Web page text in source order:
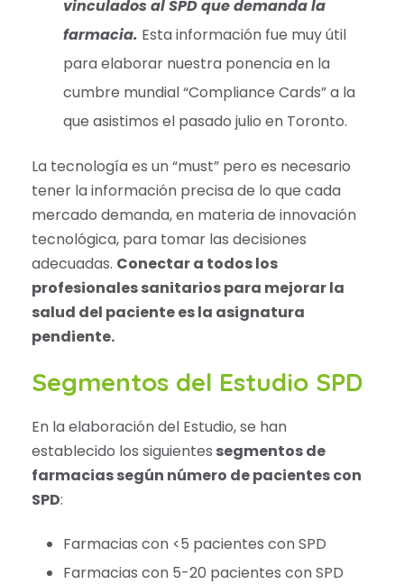
vinculados al SPD que demanda la
farmacia. Esta información fue muy útil
para elaborar nuestra ponencia en la
cumbre mundial “Compliance Cards” a la
que asistimos el pasado julio en Toronto.
La tecnología es un “must” pero es necesario
tener la información precisa de lo que cada
mercado demanda, en materia de innovación
tecnológica, para tomar las decisiones
adecuadas. Conectar a todos los
profesionales sanitarios para mejorar la
salud del paciente es la asignatura
pendiente.
Segmentos del Estudio SPD
En la elaboración del Estudio, se han
establecido los siguientes segmentos de
farmacias según número de pacientes con
SPD:
Farmacias con <5 pacientes con SPD
Farmacias con 5-20 pacientes con SPD